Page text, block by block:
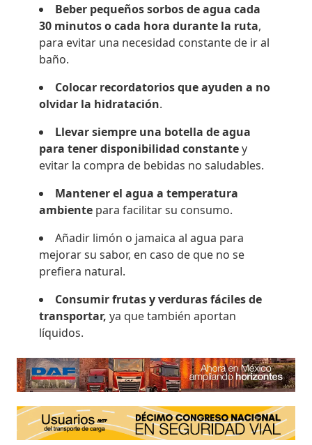
Beber pequeños sorbos de agua cada
30 minutos o cada hora durante la ruta,
para evitar una necesidad constante de ir al
baño.
Colocar recordatorios que ayuden a no
olvidar la hidratación.
Llevar siempre una botella de agua
para tener disponibilidad constantey
evitar la compra de bebidas no saludables.
Mantener el agua a temperatura
ambiente para facilitar su consumo.
Añadir limón o jamaica al agua para
mejorar su sabor, en caso de que no se
prefiera natural.
Consumir frutas y verduras fáciles de
transportar, ya que también aportan
líquidos.